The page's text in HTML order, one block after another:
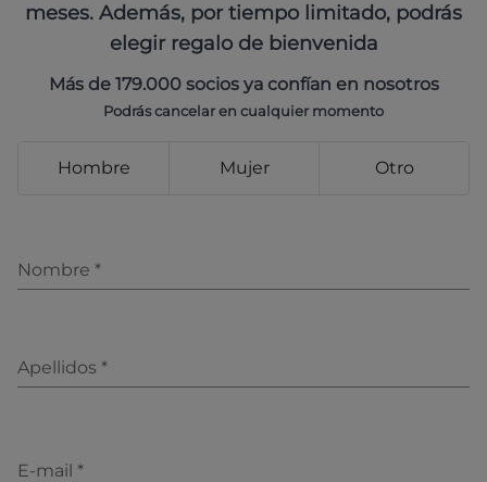
meses. Además, por tiempo limitado, podrás
elegir regalo de bienvenida
Más de 179.000 socios ya confían en nosotros
Podrás cancelar en cualquier momento
Hombre Mujer Otro
Nombre *
Apellidos *
E-mail *